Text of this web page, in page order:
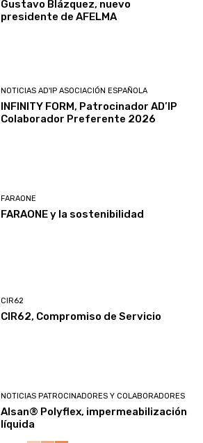
Gustavo Blázquez, nuevo
presidente de AFELMA
NOTICIAS AD'IP ASOCIACIÓN ESPAÑOLA
INFINITY FORM, Patrocinador AD’IP
Colaborador Preferente 2026
FARAONE
FARAONE y la sostenibilidad
CIR62
CIR62, Compromiso de Servicio
NOTICIAS PATROCINADORES Y COLABORADORES
Alsan® Polyflex, impermeabilización
líquida